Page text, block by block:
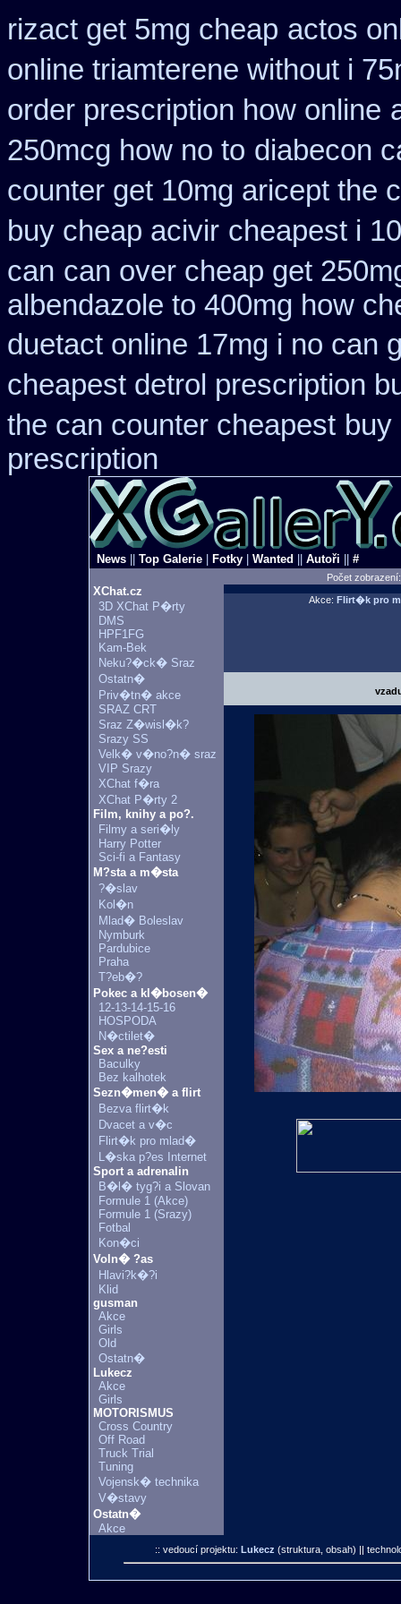
rizact get 5mg cheap actos
online triamterene without i
order prescription how online
250mcg how no to diabecon
counter get 10mg aricept the
buy cheap acivir cheapest i
can can over cheap get
albendazole to 400mg how
duetact online 17mg i no can
cheapest detrol prescription
the can counter cheapest
prescription
News Top Galerie Fotky Wanted Autoři #
Počet
XChat.cz
3D XChat P�rty
DMS
HPF1FG
Kam-Bek
Neku?�ck� Sraz
Ostatn�
Priv�tn� akce
SRAZ CRT
Sraz Z�wisl�k?
Srazy SS
Velk� v�no?n� sraz
VIP Srazy
XChat f�ra
XChat P�rty 2
Film, knihy a po?.
Filmy a seri�ly
Harry Potter
Sci-fi a Fantasy
M?sta a m�sta
?�slav
Kol�n
Mlad� Boleslav
Nymburk
Pardubice
Praha
T?eb�?
Pokec a kl�bosen�
12-13-14-15-16
HOSPODA
N�ctilet�
Sex a ne?esti
Baculky
Bez kalhotek
Sezn�men� a flirt
Bezva flirt�k
Dvacet a v�c
Flirt�k pro mlad�
L�ska p?es Internet
Sport a adrenalin
B�l� tyg?i a Slovan
Formule 1 (Akce)
Formule 1 (Srazy)
Fotbal
Kon�ci
Voln� ?as
Hlavi?k�?i
Klid
gusman
Akce
Girls
Old
Ostatn�
Lukecz
Akce
Girls
MOTORISMUS
Cross Country
Off Road
Truck Trial
Tuning
Vojensk� technika
V�stavy
Ostatn�
Akce
Akce: Flirt�k pro
:: vedoucí projektu: Lukecz (struktura, obsah) ||